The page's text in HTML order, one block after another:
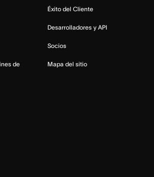
de
Éxito del Cliente
Desarrolladores y API
Socios
Mapa del sitio